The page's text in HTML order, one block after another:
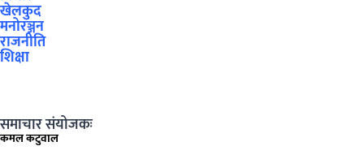
खेलकुद
मनोरञ्जन
राजनीति
शिक्षा
समाचार संयोजकः
कमल कटुवाल